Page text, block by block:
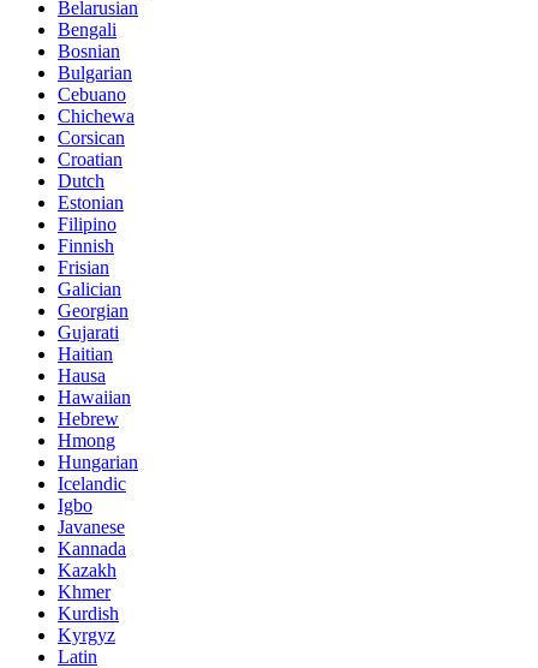
Belarusian
Bengali
Bosnian
Bulgarian
Cebuano
Chichewa
Corsican
Croatian
Dutch
Estonian
Filipino
Finnish
Frisian
Galician
Georgian
Gujarati
Haitian
Hausa
Hawaiian
Hebrew
Hmong
Hungarian
Icelandic
Igbo
Javanese
Kannada
Kazakh
Khmer
Kurdish
Kyrgyz
Latin